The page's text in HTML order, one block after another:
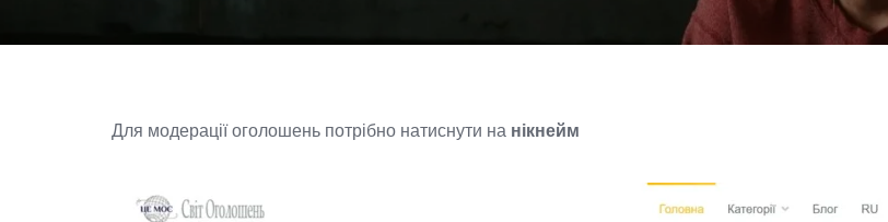
Для модерації оголошень потрібно натиснути на нікнейм